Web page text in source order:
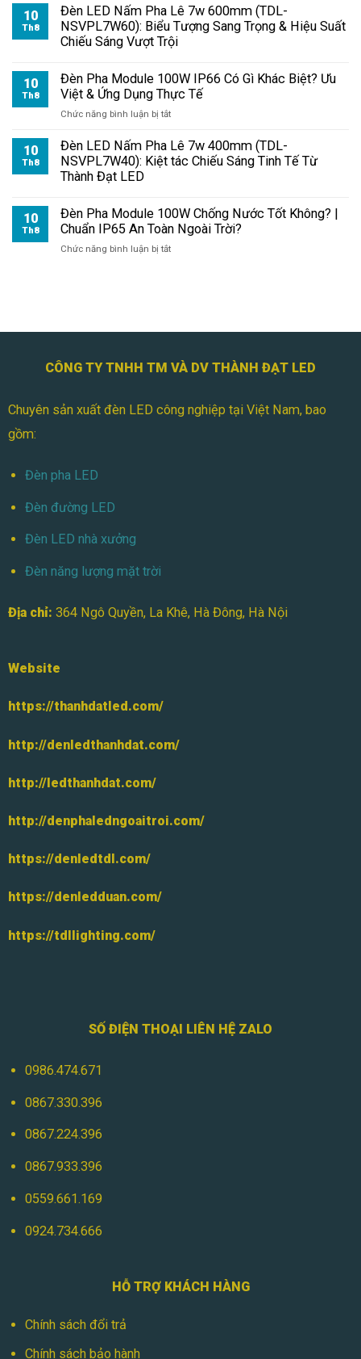
Bảo
Trì
Đèn
Pha
Module
100W
Gia
|
Tăng
Tiết
Kiệm
Phí
10
Th8
Đèn LED Nấm Pha Lê 7w 600mm (TDL-
NSVPL7W60): Biểu Tượng Sang Trọng & Hiệu Suất
Chiếu Sáng Vượt Trội
10
Th8
Đèn Pha Module 100W IP66 Có Gì Khác Biệt? Ưu
Việt & Ứng Dụng Thực Tế
Chức năng bình luận bị tắtở
Pha
Module
Gì
Khác
Thực
10
Th8
Đèn LED Nấm Pha Lê 7w 400mm (TDL-
NSVPL7W40): Kiệt tác Chiếu Sáng Tinh Tế Từ
Thành Đạt LED
10
Th8
Đèn Pha Module 100W Chống Nước Tốt Không? |
Chuẩn IP65 An Toàn Ngoài Trời?
Chức năng bình luận bị tắtở
Nước
Không?
IP65
CÔNG TY TNHH TM VÀ DV THÀNH ĐẠT LED
Chuyên sản xuất đèn LED công nghiệp tại Việt Nam, bao
gồm:
Đèn pha LED
Đèn đường LED
Đèn LED nhà xưởng
Đèn năng lượng mặt trời
Địa chỉ: 364 Ngô Quyền, La Khê, Hà Đông, Hà Nội
Website
https://thanhdatled.com/
http://denledthanhdat.com/
http://ledthanhdat.com/
http://denphaledngoaitroi.com/
https://denledtdl.com/
https://denledduan.com/
https://tdllighting.com/
SỐ ĐIỆN THOẠI LIÊN HỆ ZALO
0986.474.671
0867.330.396
0867.224.396
0867.933.396
0559.661.169
0924.734.666
HỖ TRỢ KHÁCH HÀNG
Chính sách đổi trả
Chính sách bảo hành